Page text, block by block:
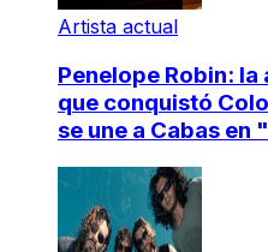
Artista actual
Penelope Robin:
que conquistó
se une a Cabas en